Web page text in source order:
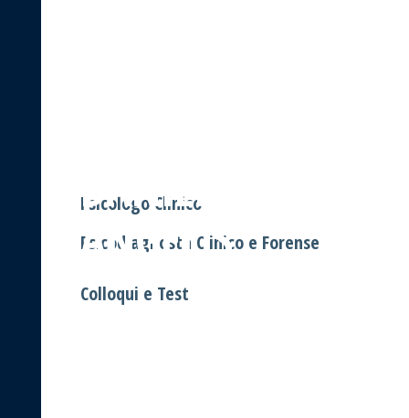
DANIELE DE
ANGELIS
Psicologo Clinico
Psicodiagnosta Clinico e Forense
Colloqui e Test